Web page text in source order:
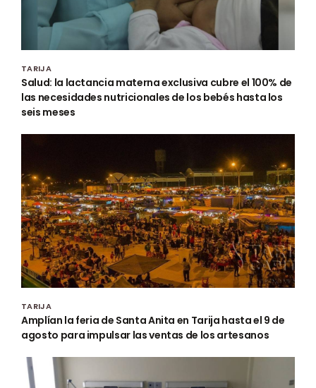
TARIJA
Salud: la lactancia materna exclusiva cubre el 100% de
las necesidades nutricionales de los bebés hasta los
seis meses
TARIJA
Amplían la feria de Santa Anita en Tarija hasta el 9 de
agosto para impulsar las ventas de los artesanos